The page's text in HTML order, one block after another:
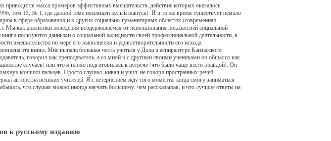
приводится масса примеров эффективных вмешательств, действие которых оказалось
том 15, № 1, где данной теме посвящен целый выпуск). И в то же время существует немало
в сфере образования и в других социально-гуманитарных областях (современная
как аналитики поведения воздерживаемся от использования показателей социальной
пользуются данными о социальной валидности своей профессиональной деятельности, в
вмешательства по мере его выполнения и удовлетворительности его исхода.
эта книга. Мне выпала большая честь учиться у Дона в аспирантуре Канзасского
говорил как преподаватель, а со мной и с другими своими учениками он общался как
случаев) или что я плохо подготовилась к встрече (что было чаще всего правдой). Он
кончики пальцев. Просто слушал, кивал и учил, не говоря пространных речей.
авторства великих учителей. Я с нетерпением жду того момента, когда смогу заниматься
что слушая можно иногда научить большему, чем рассказывая, и что лучшие ответы на
к русскому изданию